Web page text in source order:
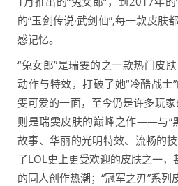
的“玉剑传说·武剑仙”,每一款皮肤
感记忆。
“兔女郎”是瑞雯的之一款热门皮
动作与特效，打破了她“冷酷战士
雯可爱的一面，至今仍是许多玩家
则是瑞雯皮肤的巅峰之作——与“
故事、华丽的光明特效、流畅的
了LOL史上更受欢迎的皮肤之一，
的同人创作热潮；“冠军之刃”系